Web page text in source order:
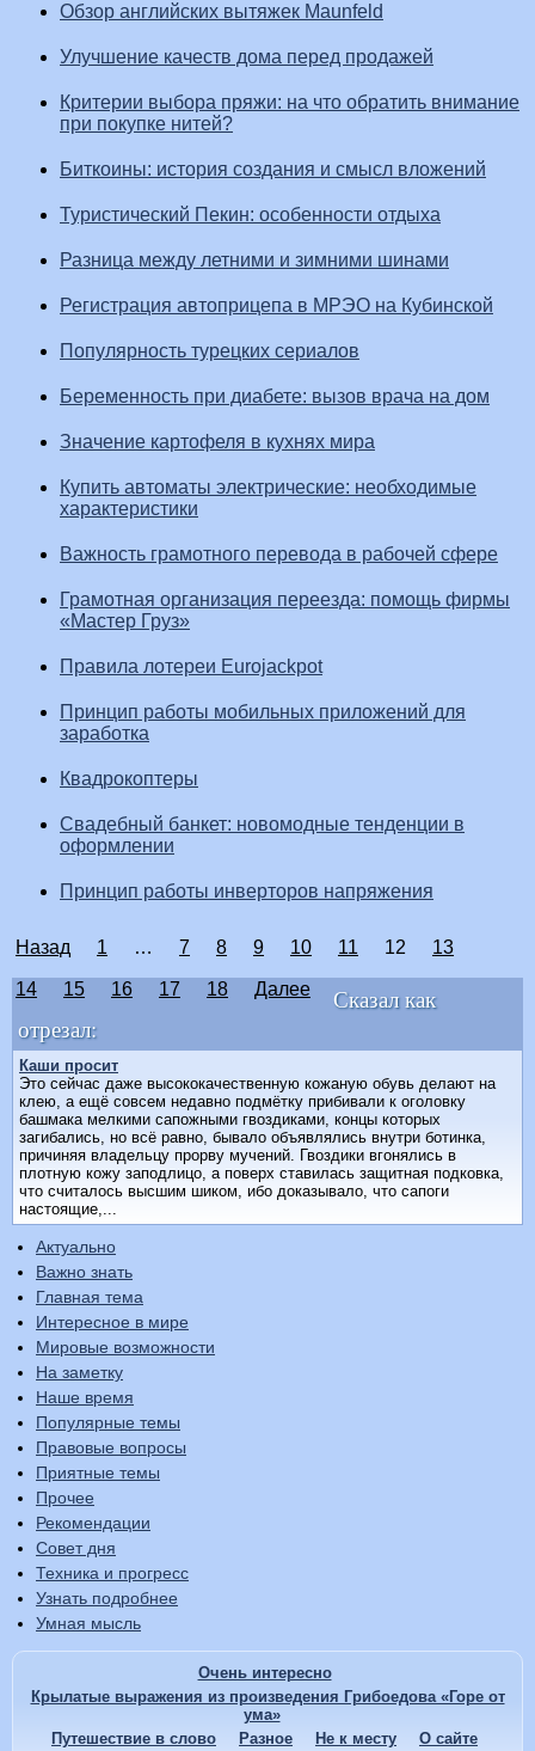
Обзор английских вытяжек Maunfeld
Улучшение качеств дома перед продажей
Критерии выбора пряжи: на что обратить внимание
при покупке нитей?
Биткоины: история создания и смысл вложений
Туристический Пекин: особенности отдыха
Разница между летними и зимними шинами
Регистрация автоприцепа в МРЭО на Кубинской
Популярность турецких сериалов
Беременность при диабете: вызов врача на дом
Значение картофеля в кухнях мира
Купить автоматы электрические: необходимые
характеристики
Важность грамотного перевода в рабочей сфере
Грамотная организация переезда: помощь фирмы
«Мастер Груз»
Правила лотереи Eurojackpot
Принцип работы мобильных приложений для
заработка
Квадрокоптеры
Свадебный банкет: новомодные тенденции в
оформлении
Принцип работы инверторов напряжения
Назад 1 … 7 8 9 10 11 12 13
14 15 16 17 18 Далее
Сказал как
отрезал:
Каши просит
Это сейчас даже высококачественную кожаную обувь делают на
клею, а ещё совсем недавно подмётку прибивали к оголовку
башмака мелкими сапожными гвоздиками, концы которых
загибались, но всё равно, бывало объявлялись внутри ботинка,
причиняя владельцу прорву мучений. Гвоздики вгонялись в
плотную кожу заподлицо, а поверх ставилась защитная подковка,
что считалось высшим шиком, ибо доказывало, что сапоги
настоящие,...
Актуально
Важно знать
Главная тема
Интересное в мире
Мировые возможности
На заметку
Наше время
Популярные темы
Правовые вопросы
Приятные темы
Прочее
Рекомендации
Совет дня
Техника и прогресс
Узнать подробнее
Умная мысль
Очень интересно
Крылатые выражения из произведения Грибоедова «Горе от
ума»
Путешествие в слово
Разное Не к месту О сайте